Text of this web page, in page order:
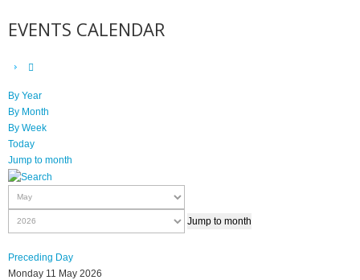
EVENTS CALENDAR
By Year
By Month
By Week
Today
Jump to month
Jump to month
Preceding Day
Monday 11 May 2026